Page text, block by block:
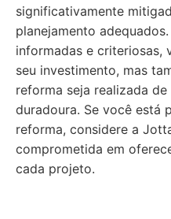
significativamente
planejamento
informadas e criteriosas,
seu investimento, mas
reforma seja realizada
duradoura. Se você está
reforma, considere a
comprometida em
cada projeto.